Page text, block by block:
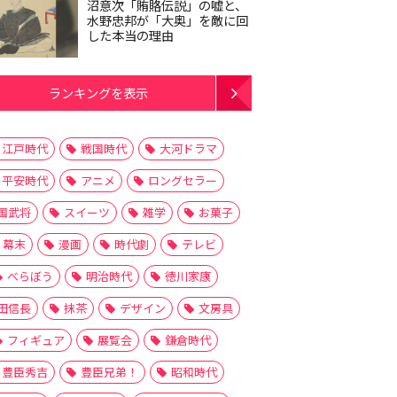
沼意次「賄賂伝説」の嘘と、
水野忠邦が「大奥」を敵に回
した本当の理由
ランキングを表示
江戸時代 戦国時代
大河ドラマ
平安時代
アニメ
ロングセラー
武将
スイーツ 雑学
お菓子
幕末
漫画 時代劇
テレビ
べらぼう
明治時代
徳川家康
信長
抹茶 デザイン
文房具
フィギュア
展覧会
鎌倉時代
豊臣秀吉
豊臣兄弟！
昭和時代